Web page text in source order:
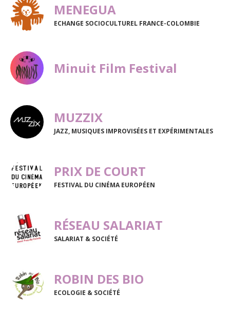
MENEGUA
ECHANGE SOCIOCULTUREL FRANCE-COLOMBIE
Minuit Film Festival
MUZZIX
JAZZ, MUSIQUES IMPROVISÉES ET EXPÉRIMENTALES
PRIX DE COURT
FESTIVAL DU CINÉMA EUROPÉEN
RÉSEAU SALARIAT
SALARIAT & SOCIÉTÉ
ROBIN DES BIO
ECOLOGIE & SOCIÉTÉ